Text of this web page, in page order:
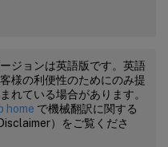
ジョンは英語版です。英語
様の利便性のためにのみ提
れている場合があります。
home で機械翻訳に関する
）をご覧くださ